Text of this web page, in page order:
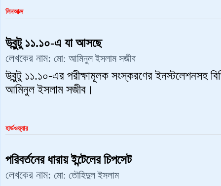
লিনআক্স
উবুন্টু ১১.১০-এ যা আসছে
লেখকের নাম: মো: আমিনুল ইসলাম সজীব
উবুন্টু ১১.১০-এর পরীক্ষামূলক সংস্করণের ইনস্টলেশনসহ
আমিনুল ইসলাম সজীব।
হার্ডওয়্যার
পরিবর্তনের ধারায় ইন্টেলের চিপসেট
লেখকের নাম: মো: তৌহিদুল ইসলাম